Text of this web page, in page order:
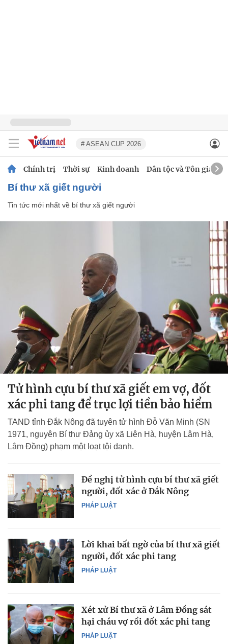
# ASEAN CUP 2026
Chính trị Thời sự Kinh doanh Dân tộc và Tôn giáo
bí thư xã giết người
Tin tức mới nhất về bí thư xã giết người
Tử hình cựu bí thư xã giết em vợ, đốt
xác phi tang để trục lợi tiền bảo hiểm
TAND tỉnh Đắk Nông đã tuyên tử hình Đỗ Văn Minh (SN
1971, nguyên Bí thư Đảng ủy xã Liên Hà, huyện Lâm Hà,
Lâm Đồng) phạm một loạt tội danh.
PHÁP LUẬT
Đề nghị tử hình cựu bí thư xã giết
người, đốt xác ở Đắk Nông
PHÁP LUẬT
Lời khai bất ngờ của bí thư xã giết
người, đốt xác phi tang
PHÁP LUẬT
Xét xử Bí thư xã ở Lâm Đồng sát
hại cháu vợ rồi đốt xác phi tang